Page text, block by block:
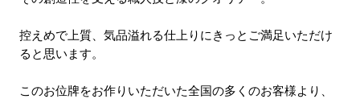
控えめで上質、気品溢れる仕上りにきっとご満足いただけ
ると思います。
このお位牌をお作りいただいた全国の多くのお客様より、